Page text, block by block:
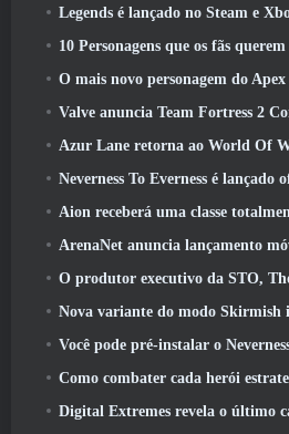
Legends é lançado no Steam e
10 Personagens que os fãs querem no 2026 Lista de rivais da Marvel com maior
O mais novo personagem do Apex Legends é
Valve anuncia Team Fortress 2 Concurso
Azur Lane retorna ao World Of
Neverness To Everness é lançado
Aion receberá uma classe totalmente nova na
ArenaNet anuncia lançamento
O produtor executivo da STO, Thomas Marrone, e o diretor criativo da Neverwinter,
Nova variante do modo Skirmish
Você pode pré-instalar o
Como combater cada herói
Digital Extremes revela o último capítulo narrativo do